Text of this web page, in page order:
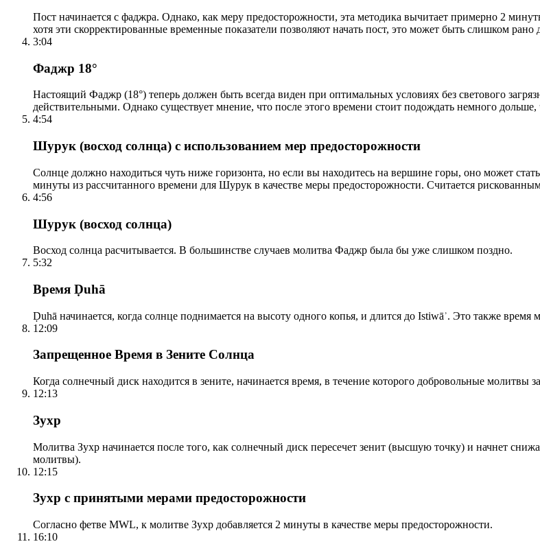
Пост начинается с фаджра. Однако, как меру предосторожности, эта методика вычитает примерно 2
хотя эти скорректированные временные показатели позволяют начать пост, это может быть слишком
3:04
Фаджр 18°
Настоящий Фаджр (18°) теперь должен быть всегда виден при оптимальных условиях без светового
действительными. Однако существует мнение, что после этого времени стоит подождать немного
4:54
Шурук (восход солнца) с использованием мер предосторожности
Солнце должно находиться чуть ниже горизонта, но если вы находитесь на вершине горы, оно может
минуты из рассчитанного времени для Шурук в качестве меры предосторожности. Считается
4:56
Шурук (восход солнца)
Восход солнца расчитывается. В большинстве случаев молитва Фаджр была бы уже слишком поздно.
5:32
Время Ḍuhā
Ḍuhā начинается, когда солнце поднимается на высоту одного копья, и длится до Istiwāʾ. Это также время
12:09
Запрещенное Время в Зените Солнца
Когда солнечный диск находится в зените, начинается время, в течение которого добровольные молитвы
12:13
Зухр
Молитва Зухр начинается после того, как солнечный диск пересечет зенит (высшую точку) и начнет
молитвы).
12:15
Зухр с принятыми мерами предосторожности
Согласно фетве MWL, к молитве Зухр добавляется 2 минуты в качестве меры предосторожности.
16:10